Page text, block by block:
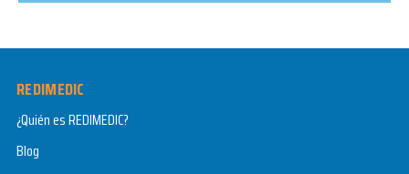
REDIMEDIC
¿Quién es REDIMEDIC?
Blog